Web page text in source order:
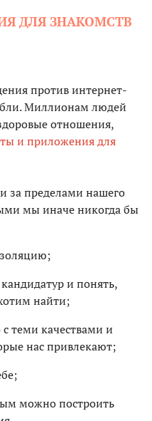
ДЛЯ ЗНАКОМСТВ
против интернет-
Миллионам людей
отношения,
и приложения для
за пределами нашего
мы иначе никогда бы
и понять,
найти;
теми качествами и
нас привлекают;
можно построить